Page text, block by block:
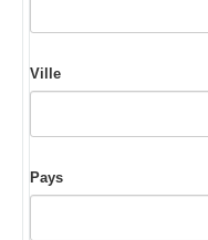
Ville
Pays